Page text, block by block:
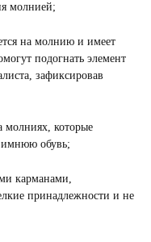
молнией;
на молнию и имеет
подогнать элемент
зафиксировав
молниях, которые
обувь;
карманами,
принадлежности и не